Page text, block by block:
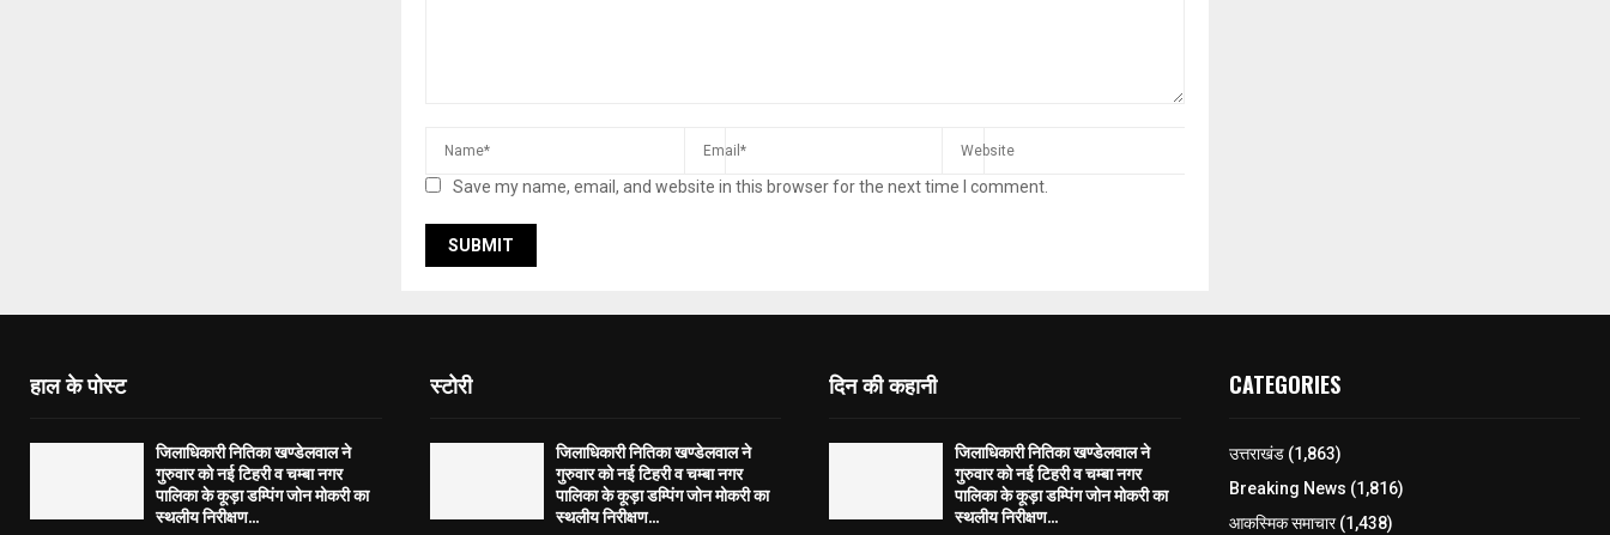
Save my name, email, and website in this browser for the next time I comment.
हाल के पोस्ट
जिलाधिकारी नितिका खण्डेलवाल ने
गुरुवार को नई टिहरी व चम्बा नगर
पालिका के कूड़ा डम्पिंग जोन मोकरी का
स्थलीय निरीक्षण...
स्टोरी
जिलाधिकारी नितिका खण्डेलवाल ने
गुरुवार को नई टिहरी व चम्बा नगर
पालिका के कूड़ा डम्पिंग जोन मोकरी का
स्थलीय निरीक्षण...
दिन की कहानी
जिलाधिकारी नितिका खण्डेलवाल ने
गुरुवार को नई टिहरी व चम्बा नगर
पालिका के कूड़ा डम्पिंग जोन मोकरी का
स्थलीय निरीक्षण...
CATEGORIES
उत्तराखंड(1,863)
Breaking News (1,816)
आकस्मिक समाचार(1,438)